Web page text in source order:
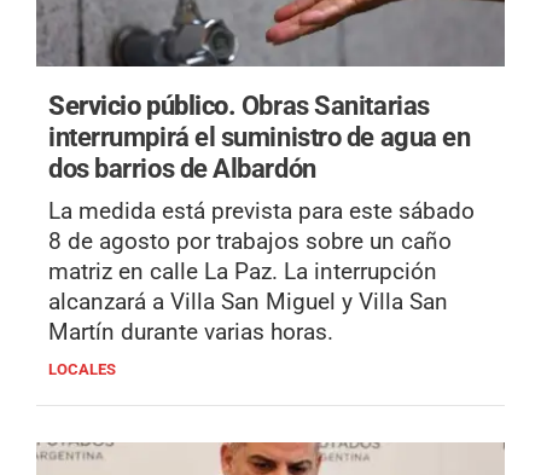
Servicio público. Obras Sanitarias
interrumpirá el suministro de agua en
dos barrios de Albardón
La medida está prevista para este sábado
8 de agosto por trabajos sobre un caño
matriz en calle La Paz. La interrupción
alcanzará a Villa San Miguel y Villa San
Martín durante varias horas.
LOCALES